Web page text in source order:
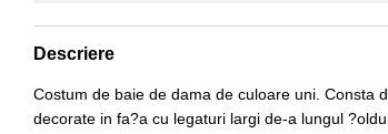
Descriere
Costum de baie de dama de culoare uni. Consta
decorate in fa?a cu legaturi largi de-a lungul